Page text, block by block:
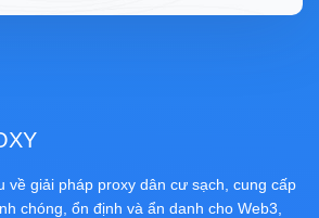
về giải pháp proxy dân cư sạch, cung cấp
chóng, ổn định và ẩn danh cho Web3,